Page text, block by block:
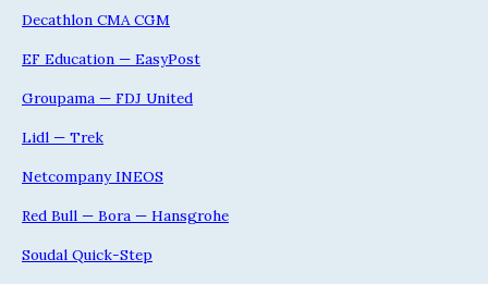
Decathlon CMA CGM
EF Education — EasyPost
Groupama — FDJ United
Lidl — Trek
Netcompany INEOS
Red Bull — Bora — Hansgrohe
Soudal Quick-Step